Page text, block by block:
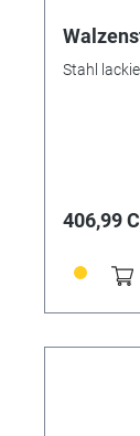
Stahl
406,99